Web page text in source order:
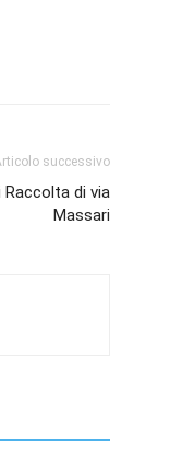
successivo
Raccolta di via
Massari